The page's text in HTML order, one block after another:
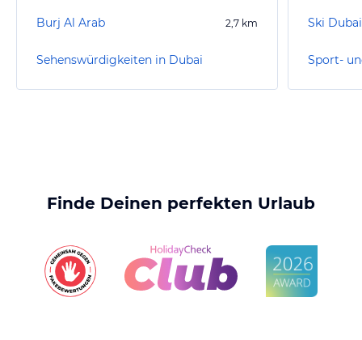
Burj Al Arab 2,7 km
Sehenswürdigkeiten in Dubai
Ski Dubai
Sport-
Finde Deinen perfekten Urlaub